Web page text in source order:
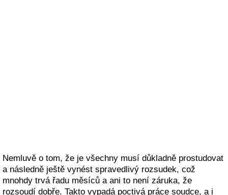
Nemluvě o tom, že je všechny musí důkladně prostudovat
a následně ještě vynést spravedlivý rozsudek, což
mnohdy trvá řadu měsíců a ani to není záruka, že
rozsoudí dobře. Takto vypadá poctivá práce soudce, a i